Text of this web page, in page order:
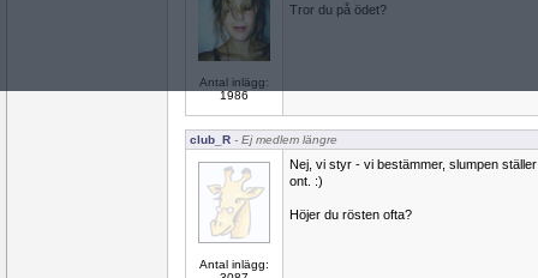
Antal inlägg:
1986
Tror du på ödet?
club_R - Ej medlem längre
Antal inlägg:
Nej, vi styr - vi bestämmer, slumpen
ont. :)
Höjer du rösten ofta?